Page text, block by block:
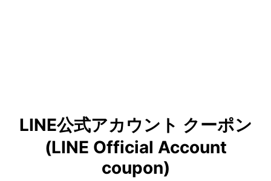
LINE公式アカウント クーポン
(LINE Official Account
coupon)